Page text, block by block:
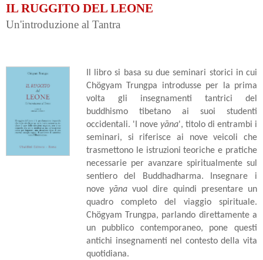
IL RUGGITO DEL LEONE
Un'introduzione al Tantra
Il libro si basa su due seminari storici in cui
Chögyam Trungpa introdusse per la prima
volta gli insegnamenti tantrici del
buddhismo tibetano ai suoi studenti
occidentali. 'I nove yāna', titolo di entrambi i
seminari, si riferisce ai nove veicoli che
trasmettono le istruzioni teoriche e pratiche
necessarie per avanzare spiritualmente sul
sentiero del Buddhadharma. Insegnare i
noveyāna vuol dire quindi presentare un
quadro completo del viaggio spirituale.
Chögyam Trungpa, parlando direttamente a
un pubblico contemporaneo, pone questi
antichi insegnamenti nel contesto della vita
quotidiana.